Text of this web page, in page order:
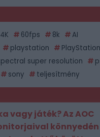
4K 60fps 8k
AI
playstation
super resolution
sony teljesítmény
vagy játék? Az AOC
könnyedén